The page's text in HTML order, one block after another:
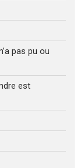
pas pu ou
est